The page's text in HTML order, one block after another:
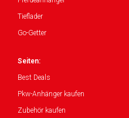
Tieflader
Go-Getter
Seiten:
Best Deals
Pkw-Anhänger kaufen
Zubehör kaufen